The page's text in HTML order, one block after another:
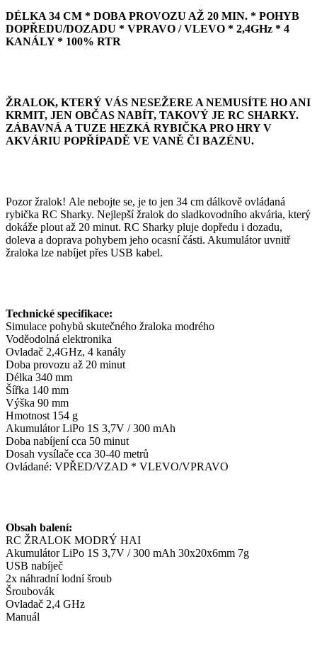
DÉLKA 34 CM * DOBA PROVOZU AŽ 20 MIN. * POHYB
DOPŘEDU/DOZADU * VPRAVO / VLEVO * 2,4GHz * 4
KANÁLY * 100% RTR
ŽRALOK, KTERÝ VÁS NESEŽERE A NEMUSÍTE HO ANI
KRMIT, JEN OBČAS NABÍT, TAKOVÝ JE RC SHARKY.
ZÁBAVNÁ A TUZE HEZKÁ RYBIČKA PRO HRY V
AKVÁRIU POPŘÍPADĚ VE VANĚ ČI BAZÉNU.
Pozor žralok! Ale nebojte se, je to jen 34 cm dálkově ovládaná
rybička RC Sharky. Nejlepší žralok do sladkovodního akvária, který
dokáže plout až 20 minut. RC Sharky pluje dopředu i dozadu,
doleva a doprava pohybem jeho ocasní části. Akumulátor uvnitř
žraloka lze nabíjet přes USB kabel.
Technické specifikace:
Simulace pohybů skutečného žraloka modrého
Voděodolná elektronika
Ovladač 2,4GHz, 4 kanály
Doba provozu až 20 minut
Délka 340 mm
Šířka 140 mm
Výška 90 mm
Hmotnost 154 g
Akumulátor LiPo 1S 3,7V / 300 mAh
Doba nabíjení cca 50 minut
Dosah vysílače cca 30-40 metrů
Ovládané: VPŘED/VZAD * VLEVO/VPRAVO
Obsah balení:
RC ŽRALOK MODRÝ HAI
Akumulátor LiPo 1S 3,7V / 300 mAh 30x20x6mm 7g
USB nabíječ
2x náhradní lodní šroub
Šroubovák
Ovladač 2,4 GHz
Manuál